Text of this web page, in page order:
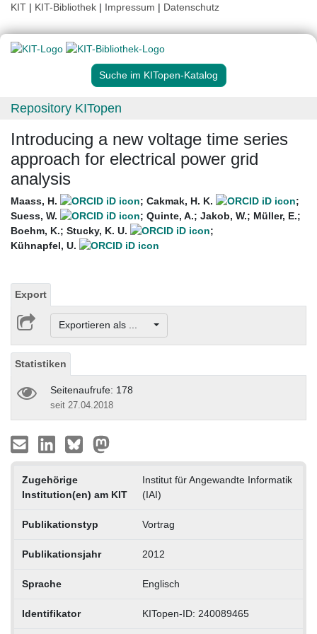
KIT | KIT-Bibliothek | Impressum | Datenschutz
Suche im KITopen-Katalog
Repository KITopen
Introducing a new voltage time series
approach for electrical power grid
analysis
Maass, H. ; Cakmak, H. K.
;
Suess, W.
; Quinte, A.; Jakob, W.; Müller, E.;
Boehm, K.; Stucky, K. U.
;
Kühnapfel, U.
Export
Exportieren als ...
Statistiken
Seitenaufrufe: 178
seit 27.04.2018
Zugehörige
Institution(en) am KIT
Institut für Angewandte Informatik
(IAI)
Publikationstyp Vortrag
Publikationsjahr 2012
Sprache Englisch
Identifikator KITopen-ID: 240089465